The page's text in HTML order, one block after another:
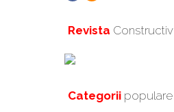
Revista Constructiv
Categorii populare